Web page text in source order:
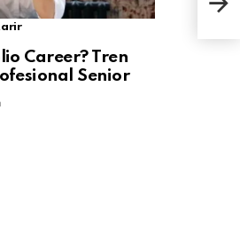
Career? Tren
Senior